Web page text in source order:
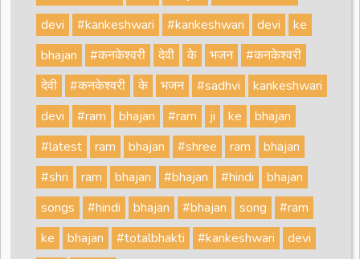
devi
#kankeshwari #kankeshwari devi
ke
bhajan
#कनकेश्वरी देवी के भजन
#कनकेश्वरी
देवी
#कनकेश्वरी के भजन #sadhvi
kankeshwari
devi
#ram bhajan #ram ji ke
bhajan
#latest
ram bhajan #shree ram
bhajan
#shri
ram bhajan #bhajan #hindi
bhajan
songs
#hindi bhajan #bhajan song
#ram
ke
bhajan #totalbhakti #kankeshwari
devi